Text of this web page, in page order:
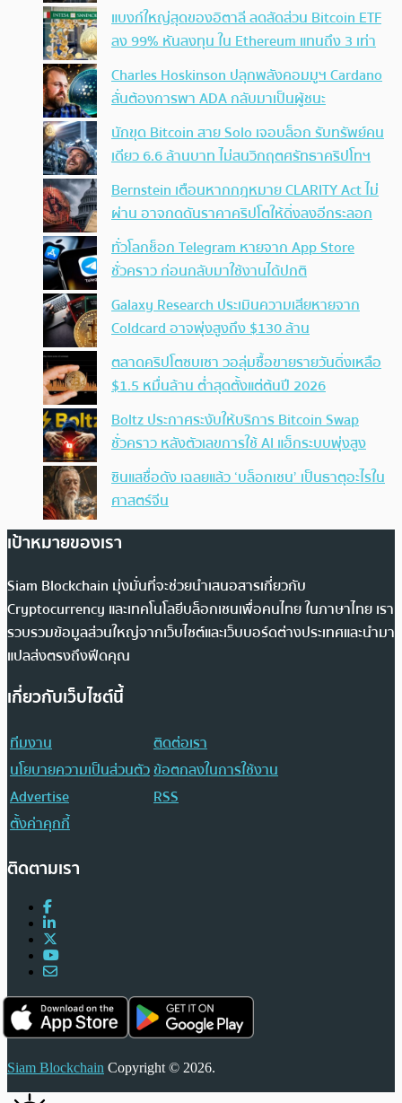
แบงก์ใหญ่สุดของอิตาลี ลดสัดส่วน Bitcoin ETF
ลง 99% หันลงทุน ใน Ethereum แทนถึง 3 เท่า
Charles Hoskinson ปลุกพลังคอมมูฯ Cardano
ลั่นต้องการพา ADA กลับมาเป็นผู้ชนะ
นักขุด Bitcoin สาย Solo เจอบล็อก รับทรัพย์คน
เดียว 6.6 ล้านบาท ไม่สนวิกฤตศรัทธาคริปโทฯ
Bernstein เตือนหากกฎหมาย CLARITY Act ไม่
ผ่าน อาจกดดันราคาคริปโตให้ดิ่งลงอีกระลอก
ทั่วโลกช็อก Telegram หายจาก App Store
ชั่วคราว ก่อนกลับมาใช้งานได้ปกติ
Galaxy Research ประเมินความเสียหายจาก
Coldcard อาจพุ่งสูงถึง $130 ล้าน
ตลาดคริปโตซบเซา วอลุ่มซื้อขายรายวันดิ่งเหลือ
$1.5 หมื่นล้าน ต่ำสุดตั้งแต่ต้นปี 2026
Boltz ประกาศระงับให้บริการ Bitcoin Swap
ชั่วคราว หลังตัวเลขการใช้ AI แฮ็กระบบพุ่งสูง
ซินแสชื่อดัง เฉลยแล้ว ‘บล็อกเชน’ เป็นธาตุอะไรใน
ศาสตร์จีน
เป้าหมายของเรา
Siam Blockchain มุ่งมั่นที่จะช่วยนำเสนอสารเกี่ยวกับ
Cryptocurrency และเทคโนโลยีบล็อกเชนเพื่อคนไทย ในภาษาไทย เรา
รวบรวมข้อมูลส่วนใหญ่จากเว็บไซต์และเว็บบอร์ดต่างประเทศและนำมา
แปลส่งตรงถึงฟีดคุณ
เกี่ยวกับเว็บไซต์นี้
ทีมงาน
ติดต่อเรา
นโยบายความเป็นส่วนตัวข้อตกลงในการใช้งาน
Advertise
RSS
ตั้งค่าคุกกี้
ติดตามเรา
Siam Blockchain Copyright © 2026.